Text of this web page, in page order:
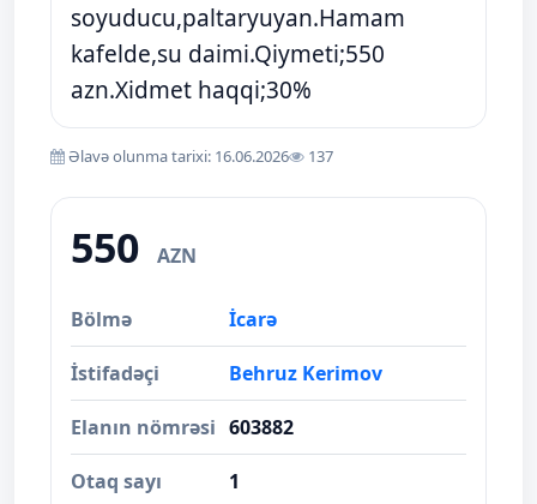
soyuducu,paltaryuyan.Hamam
kafelde,su daimi.Qiymeti;550
azn.Xidmet haqqi;30%
Əlavə olunma tarixi: 16.06.2026 137
550 AZN
Bölmə İcarə
İstifadəçi Behruz Kerimov
Elanın nömrəsi 603882
Otaq sayı 1